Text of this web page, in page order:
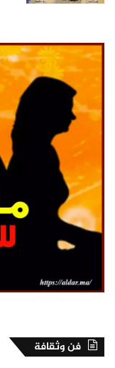
فن وثقافة